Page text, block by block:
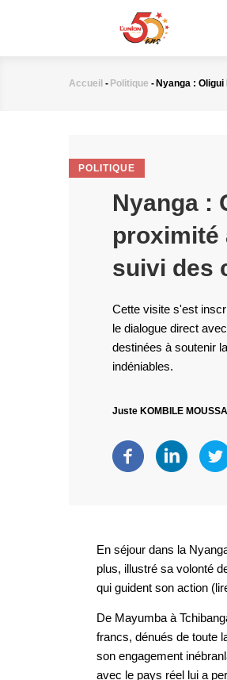
Fil
Accueil - Politique - Nyanga :
POLITIQUE
Nyanga :
proximité
suivi des
Cette visite s'est
le dialogue direct
destinées à soutenir
indéniables.
Juste KOMBILE
En séjour dans la
plus, illustré sa volonté
qui guident son action
De Mayumba à
francs, dénués de toute
son engagement
avec le pays réel lui a